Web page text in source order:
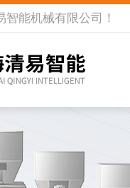
智能机械有限公司 ！